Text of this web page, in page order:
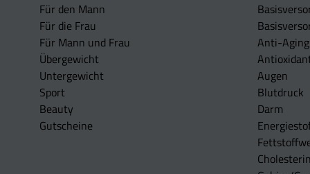
Für den Mann
Für die Frau
Für Mann und Frau
Übergewicht
Untergewicht
Sport
Beauty
Gutscheine
Anti-
Augen
Blutdruck
Darm